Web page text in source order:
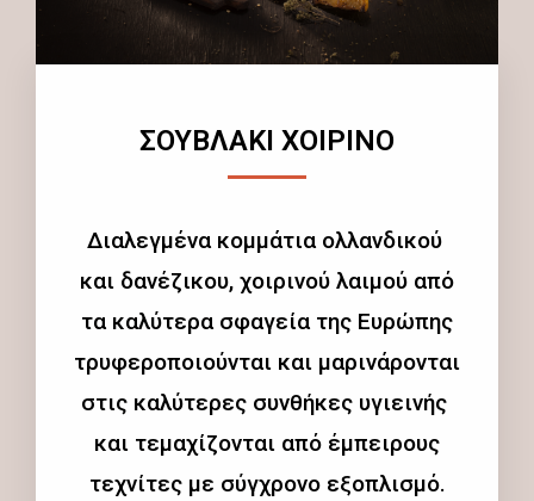
ΣΟΥΒΛΑΚΙ ΧΟΙΡΙΝΟ
Διαλεγμένα κομμάτια ολλανδικού
και δανέζικου, χοιρινού λαιμού από
τα καλύτερα σφαγεία της Ευρώπης
τρυφεροποιούνται και μαρινάρονται
στις καλύτερες συνθήκες υγιεινής
και τεμαχίζονται από έμπειρους
τεχνίτες με σύγχρονο εξοπλισμό.